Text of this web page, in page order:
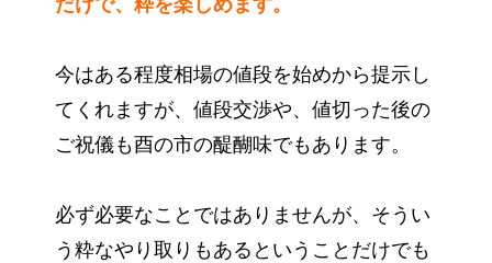
だけで、粋を楽しめます。
今はある程度相場の値段を始めから提示し
てくれますが、値段交渉や、値切った後の
ご祝儀も酉の市の醍醐味でもあります。
必ず必要なことではありませんが、そうい
う粋なやり取りもあるということだけでも